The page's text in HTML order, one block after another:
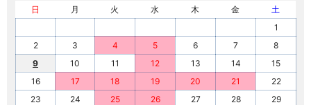
日
月 火 水 木 金
土
1
2
3 4 5 6 7
8
9
10 11 12 13 14
15
16
17 18 19 20 21
22
23
24 25 26 27 28
29